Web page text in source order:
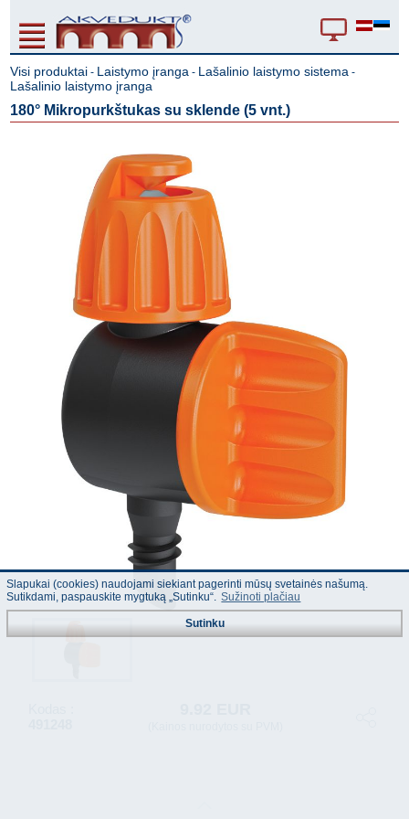
Visi produktai - Laistymo įranga - Lašalinio laistymo sistema -
Lašalinio laistymo įranga
180° Mikropurkštukas su sklende (5 vnt.)
Slapukai (cookies) naudojami siekiant pagerinti mūsų svetainės našumą.
Sutikdami, paspauskite mygtuką „Sutinku“. Sužinoti plačiau
Sutinku